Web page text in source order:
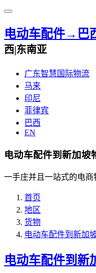
电动车配件→巴
西|东南亚
广东智慧国际物流
马来
印尼
菲律宾
巴西
EN
电动车配件到新加坡
一手庄并且一站式的电商
首页
地区
货物
电动车配件到新加
电动车配件到新